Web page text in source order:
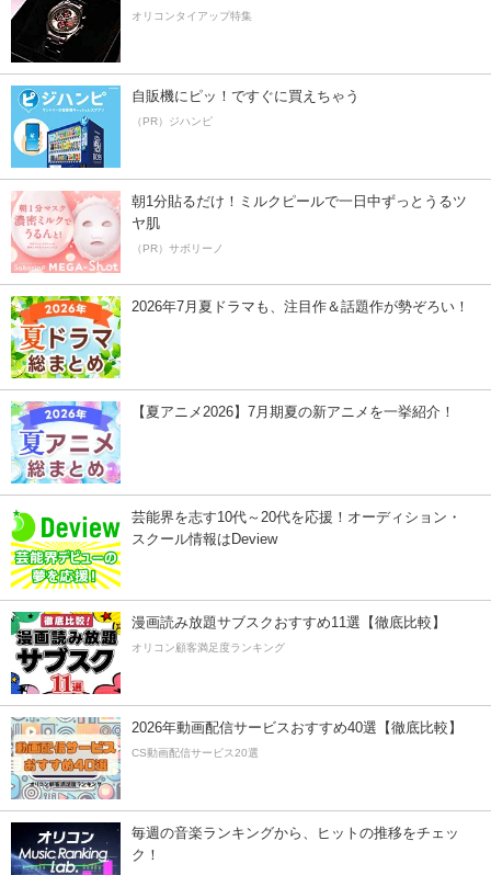
オリコンタイアップ特集
自販機にピッ！ですぐに買えちゃう
（PR）ジハンピ
朝1分貼るだけ！ミルクピールで一日中ずっとうるツ
ヤ肌
（PR）サボリーノ
2026年7月夏ドラマも、注目作＆話題作が勢ぞろい！
【夏アニメ2026】7月期夏の新アニメを一挙紹介！
芸能界を志す10代～20代を応援！オーディション・
スクール情報はDeview
漫画読み放題サブスクおすすめ11選【徹底比較】
オリコン顧客満足度ランキング
2026年動画配信サービスおすすめ40選【徹底比較】
CS動画配信サービス20選
毎週の音楽ランキングから、ヒットの推移をチェッ
ク！